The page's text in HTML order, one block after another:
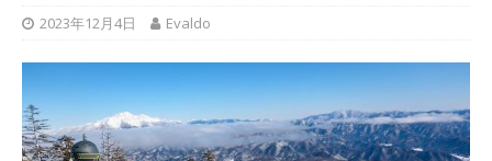
2023年12月4日 Evaldo